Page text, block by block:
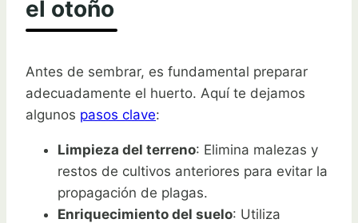
el otoño
Antes de sembrar, es fundamental preparar
adecuadamente el huerto. Aquí te dejamos
algunos pasos clave:
Limpieza del terreno: Elimina malezas y
restos de cultivos anteriores para evitar la
propagación de plagas.
Enriquecimiento del suelo: Utiliza